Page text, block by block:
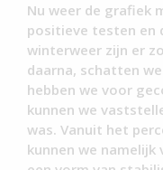
Nu weer de grafiek
positieve testen en
winterweer zijn er
daarna, schatten
hebben we voor
kunnen we
was. Vanuit het
kunnen we